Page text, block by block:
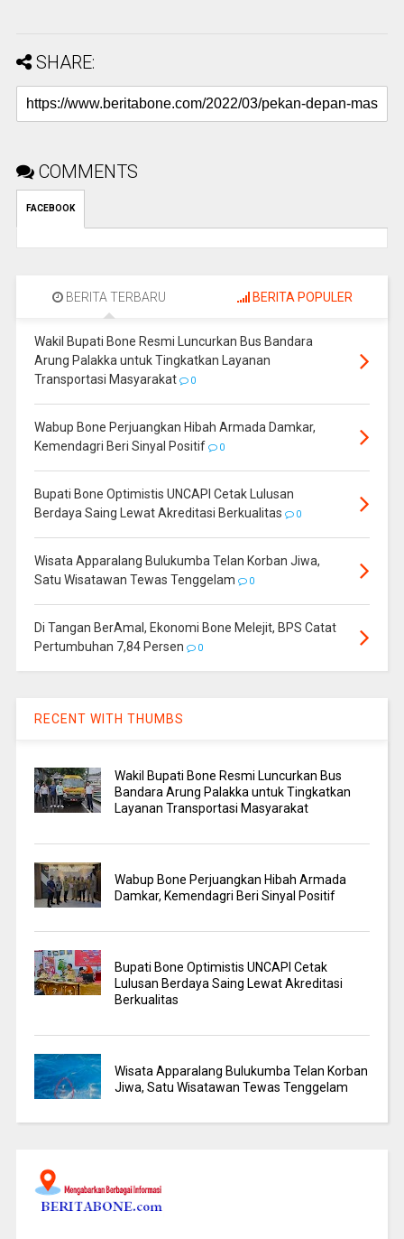
SHARE:
COMMENTS
FACEBOOK
BERITA TERBARU BERITA POPULER
Wakil Bupati Bone Resmi Luncurkan Bus Bandara
Arung Palakka untuk Tingkatkan Layanan
Transportasi Masyarakat
0
Wabup Bone Perjuangkan Hibah Armada Damkar,
Kemendagri Beri Sinyal Positif
0
Bupati Bone Optimistis UNCAPI Cetak Lulusan
Berdaya Saing Lewat Akreditasi Berkualitas
0
Wisata Apparalang Bulukumba Telan Korban Jiwa,
Satu Wisatawan Tewas Tenggelam
0
Di Tangan BerAmal, Ekonomi Bone Melejit, BPS Catat
Pertumbuhan 7,84 Persen
0
RECENT WITH THUMBS
Wakil Bupati Bone Resmi Luncurkan Bus
Bandara Arung Palakka untuk Tingkatkan
Layanan Transportasi Masyarakat
Wabup Bone Perjuangkan Hibah Armada
Damkar, Kemendagri Beri Sinyal Positif
Bupati Bone Optimistis UNCAPI Cetak
Lulusan Berdaya Saing Lewat Akreditasi
Berkualitas
Wisata Apparalang Bulukumba Telan Korban
Jiwa, Satu Wisatawan Tewas Tenggelam